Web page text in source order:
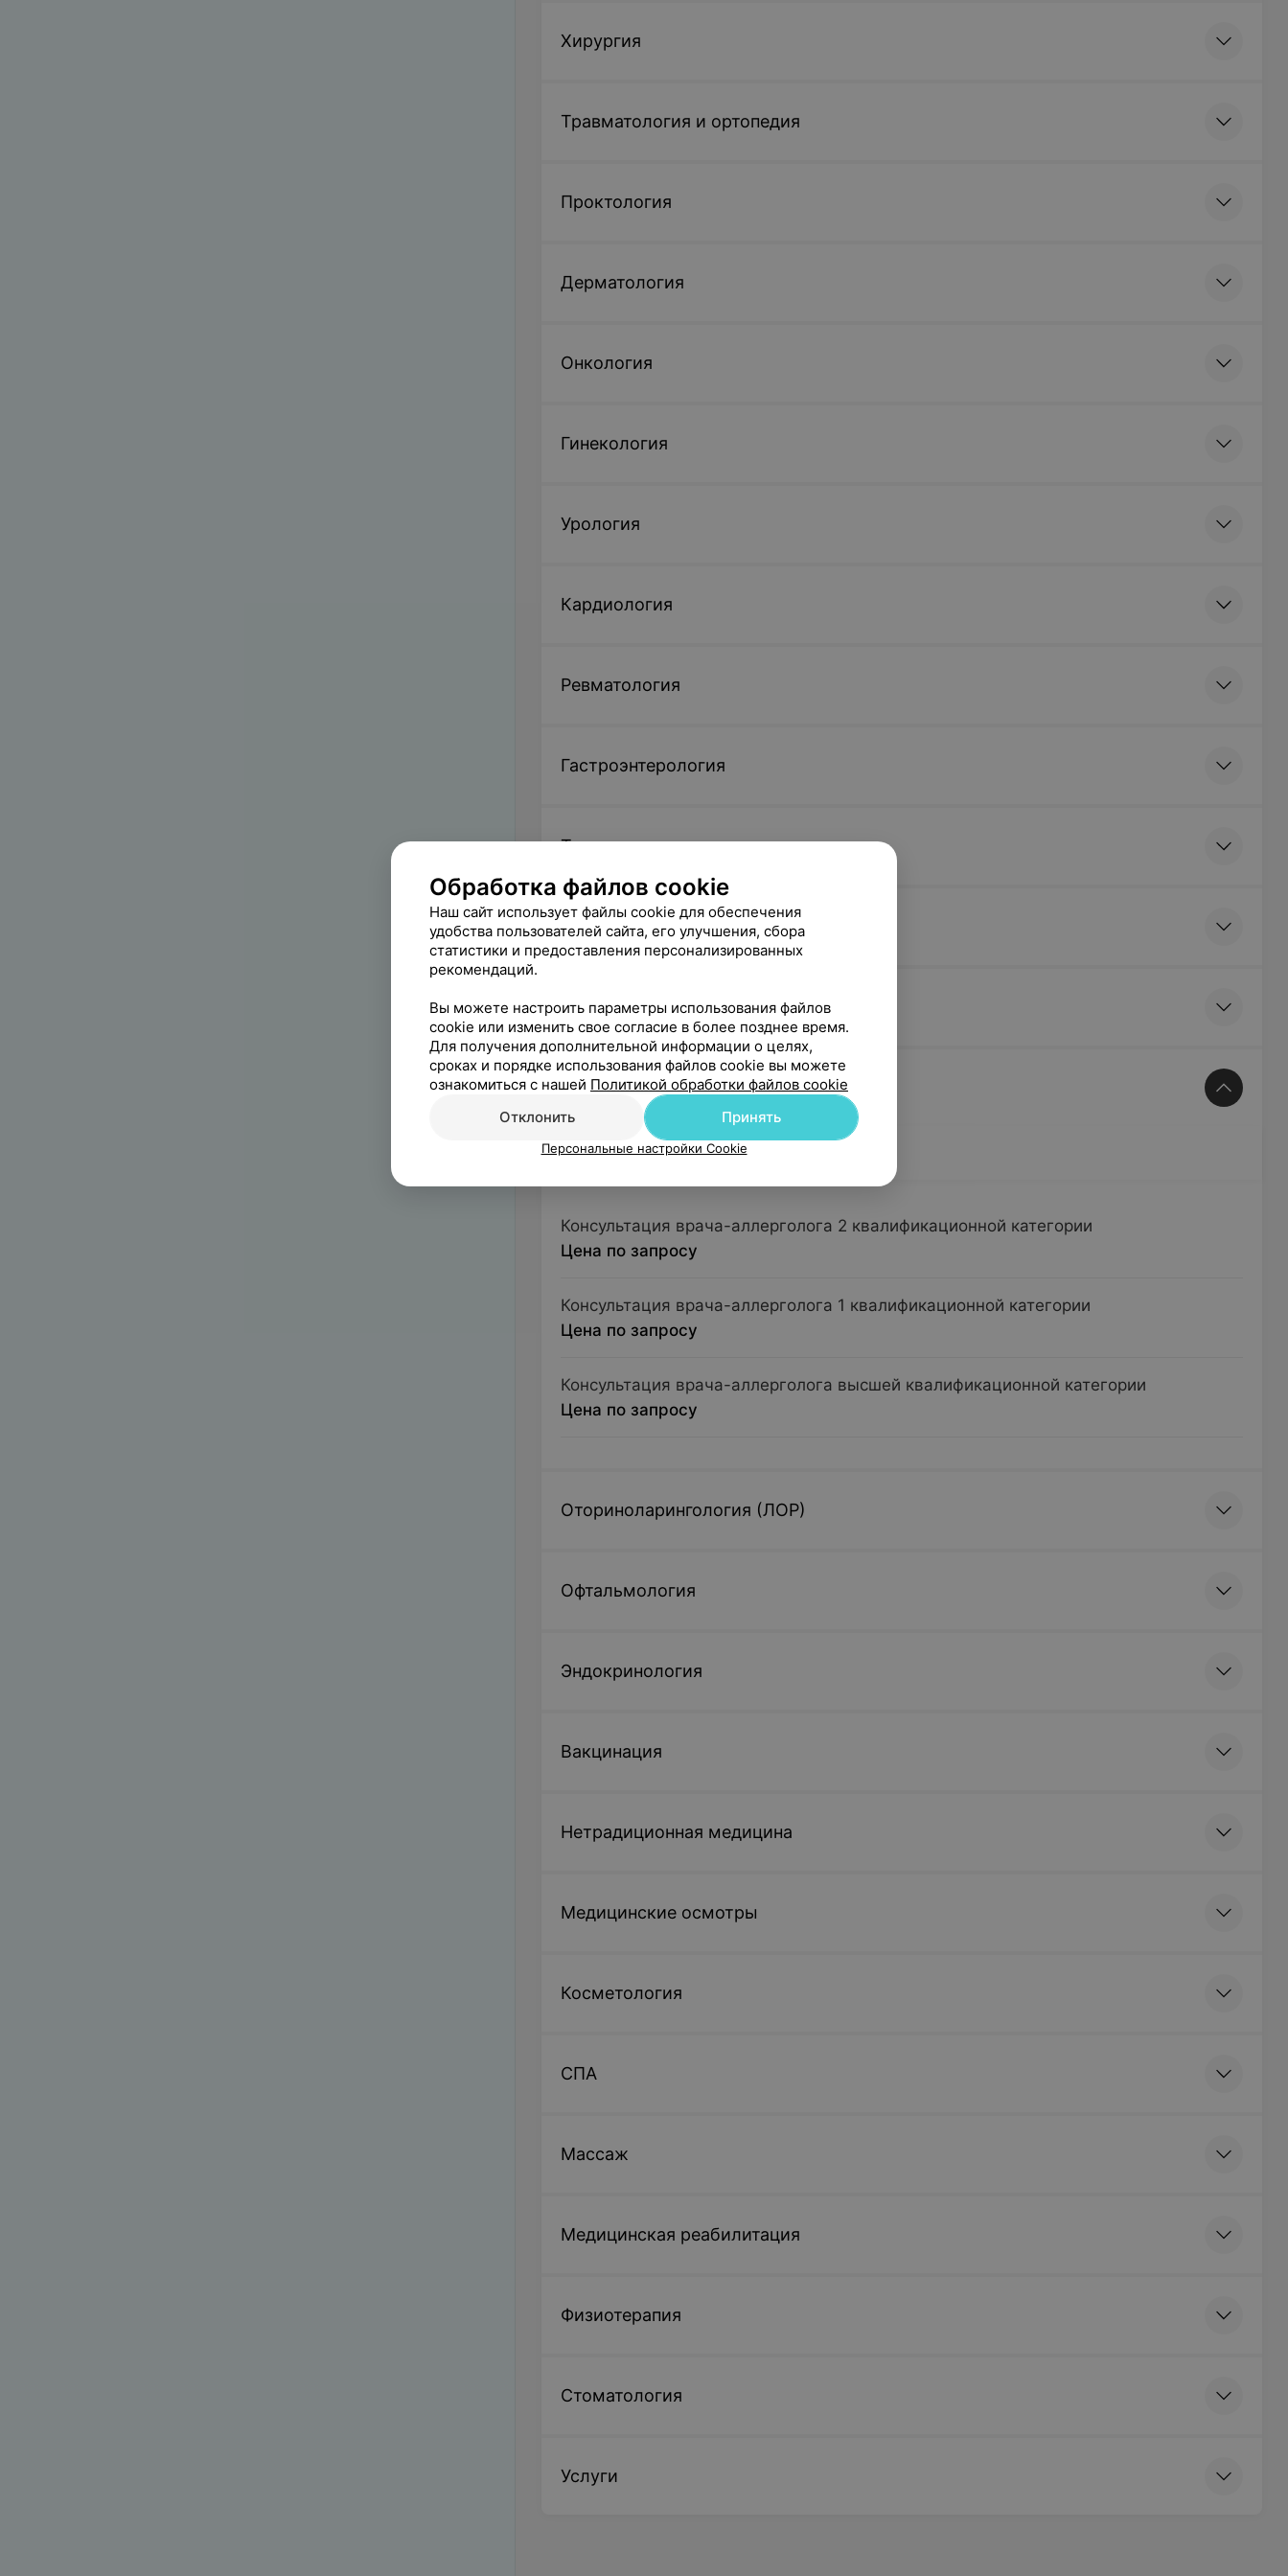
Хирургия
Травматология и ортопедия
Проктология
Дерматология
Онкология
Гинекология
Урология
Кардиология
Ревматология
Гастроэнтерология
Терапия
Пульмонология
Неврология
Аллергология
Консультации
Консультации
Консультация врача-аллерголога 2 квалификационной категории
Цена по запросу
Консультация врача-аллерголога 1 квалификационной категории
Цена по запросу
Консультация врача-аллерголога высшей квалификационной категории
Цена по запросу
Оториноларингология (ЛОР)
Офтальмология
Эндокринология
Вакцинация
Нетрадиционная медицина
Медицинские осмотры
Косметология
СПА
Массаж
Медицинская реабилитация
Физиотерапия
Стоматология
Услуги
Обработка файлов cookie
Наш сайт использует файлы cookie для обеспечения
удобства пользователей сайта, его улучшения, сбора
статистики и предоставления персонализированных
рекомендаций.
Вы можете настроить параметры использования файлов
cookie или изменить свое согласие в более позднее время.
Для получения дополнительной информации о целях,
сроках и порядке использования файлов cookie вы можете
ознакомиться с нашей Политикой обработки файлов cookie
Отклонить
Принять
Персональные настройки Cookie